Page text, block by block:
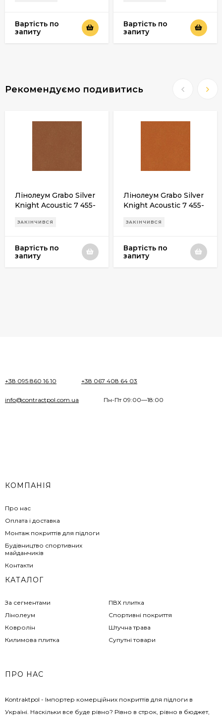
Вартість по
запиту
Вартість по
запиту
Рекомендуємо подивитись
Лінолеум Grabo Silver
Knight Acoustic 7 455-
ЗАКІНЧИВСЯ
Вартість по
запиту
Лінолеум Grabo Silver
Knight Acoustic 7 455-
ЗАКІНЧИВСЯ
Вартість по
запиту
+38 095 860 16 10 +38 067 408 64 03
info@contractpol.com.ua Пн-Пт 09:00—18:00
КОМПАНІЯ
Про нас
Оплата і доставка
Монтаж покриттів для підлоги
Будівництво спортивних
майданчиків
Контакти
КАТАЛОГ
За сегментами
Лінолеум
Ковролін
Килимова плитка
ПВХ плитка
Спортивні покриття
Штучна трава
Супутні товари
ПРО НАС
Kontraktpol - Імпортер комерційних покриттів для підлоги в
Україні. Наскільки все буде рівно? Рівно в строк, рівно в бюджет,